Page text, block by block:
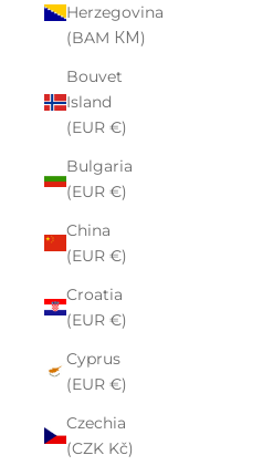
Herzegovina
(BAM КМ)
Bouvet
Island
(EUR €)
Bulgaria
(EUR €)
China
(EUR €)
Croatia
(EUR €)
Cyprus
(EUR €)
Czechia
(CZK Kč)